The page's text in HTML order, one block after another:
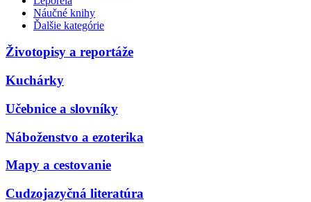
Náučné knihy
Ďalšie kategórie
Životopisy a reportáže
Kuchárky
Učebnice a slovníky
Náboženstvo a ezoterika
Mapy a cestovanie
Cudzojazyčná literatúra